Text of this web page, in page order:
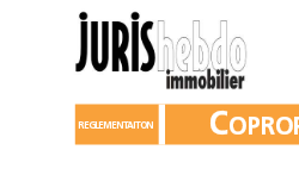
C
REGLEMENTAITON